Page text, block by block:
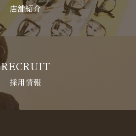
店舗紹介
RECRUIT
採用情報